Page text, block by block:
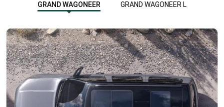
GRAND WAGONEER GRAND WAGONEER L